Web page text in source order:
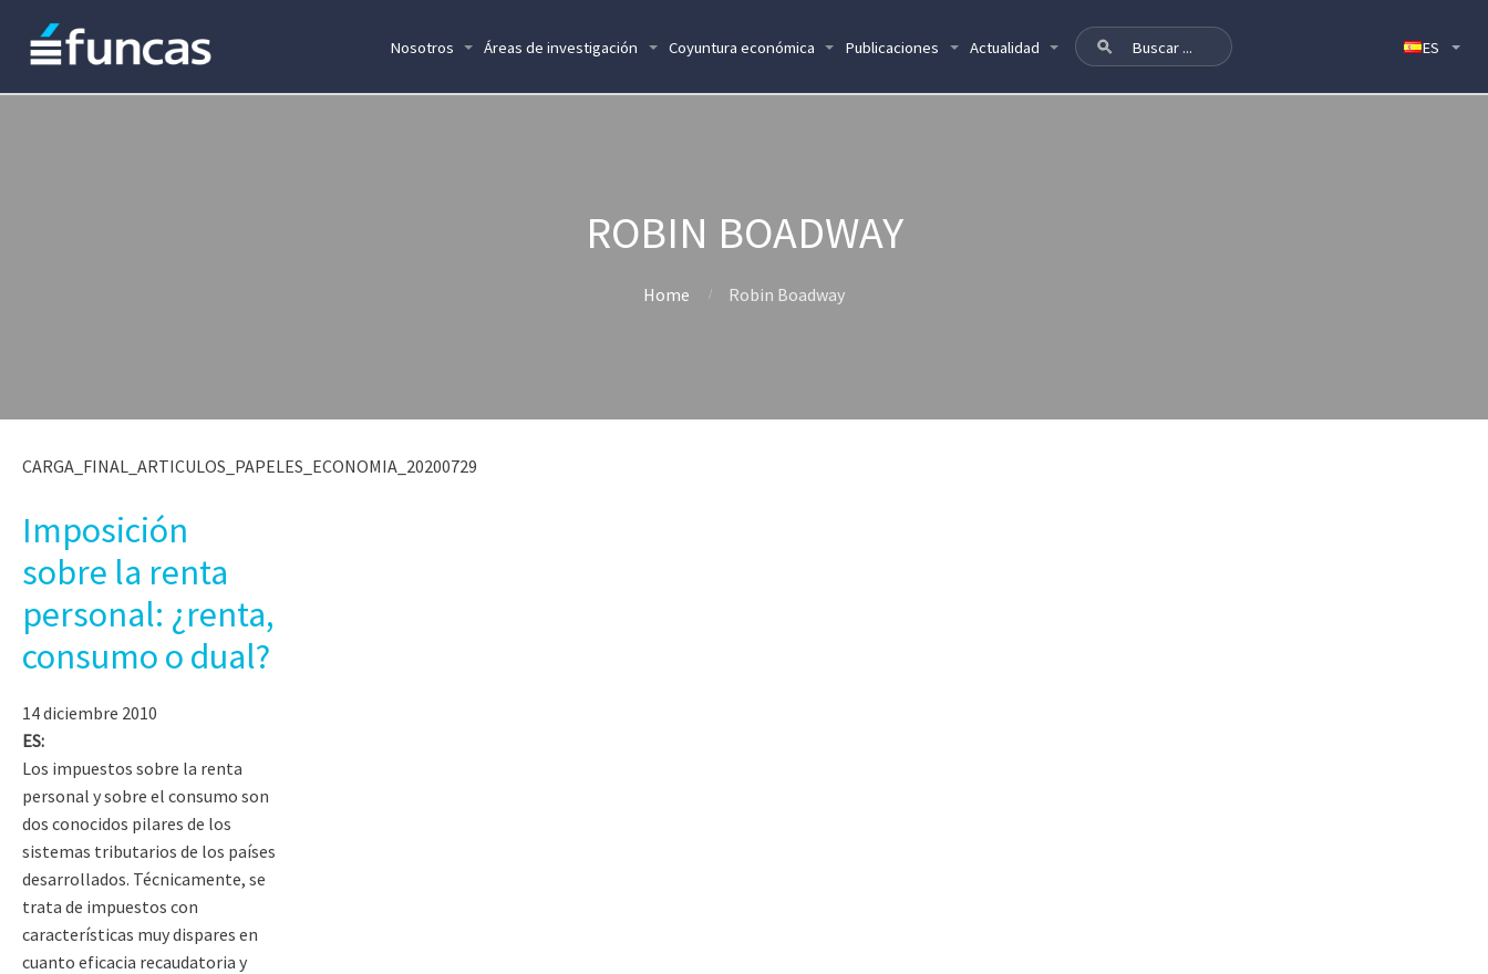
Nosotros Áreas de investigación Coyuntura económica Publicaciones Actualidad
ROBIN BOADWAY
Home Robin Boadway
CARGA_FINAL_ARTICULOS_PAPELES_ECONOMIA_20200729
Imposición
sobre la renta
personal: ¿renta,
consumo o dual?
14 diciembre 2010
ES:
Los impuestos sobre la renta
personal y sobre el consumo son
dos conocidos pilares de los
sistemas tributarios de los países
desarrollados. Técnicamente, se
trata de impuestos con
características muy dispares en
cuanto eficacia recaudatoria y